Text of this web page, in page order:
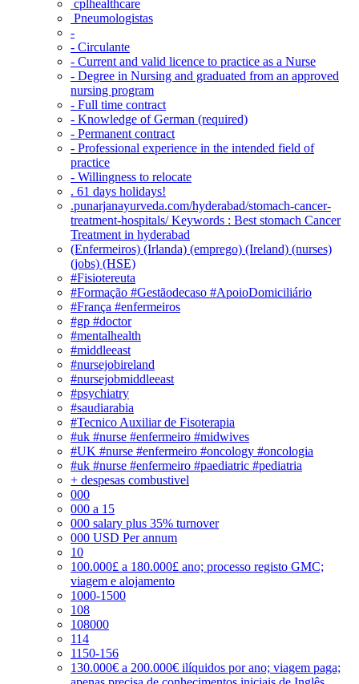
‎ cplhealthcare‬
Pneumologistas
-
- Circulante
- Current and valid licence to practice as a Nurse
- Degree in Nursing and graduated from an approved
nursing program
- Full time contract
- Knowledge of German (required)
- Permanent contract
- Professional experience in the intended field of
practice
- Willingness to relocate
. 61 days holidays!
.punarjanayurveda.com/hyderabad/stomach-cancer-
treatment-hospitals/ Keywords : Best stomach Cancer
Treatment in hyderabad
(Enfermeiros) (Irlanda) (emprego) (Ireland) (nurses)
(jobs) (HSE)
#Fisiotereuta
#Formação #Gestãodecaso #ApoioDomiciliário
#França #enfermeiros
#gp #doctor
#mentalhealth
#middleeast
#nursejobireland
#nursejobmiddleeast
#psychiatry
#saudiarabia
#Tecnico Auxiliar de Fisoterapia
#uk #nurse #enfermeiro #midwives
#UK #nurse #enfermeiro #oncology #oncologia
#uk #nurse #enfermeiro #paediatric #pediatria
+ despesas combustivel
000
000 a 15
000 salary plus 35% turnover
000 USD Per annum
10
100.000£ a 180.000£ ano; processo registo GMC;
viagem e alojamento
1000-1500
108
108000
114
1150-156
130.000€ a 200.000€ ilíquidos por ano; viagem paga;